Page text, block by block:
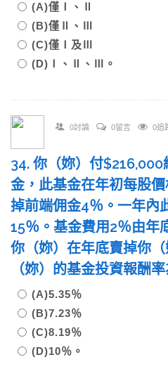
(A)僅Ⅰ、Ⅱ
(B)僅Ⅱ、Ⅲ
(C)僅Ⅰ及Ⅲ
(D)Ⅰ、Ⅱ、Ⅲ。
0討論 0留言 0追
34. 你（妳）付$216,000
金，此基金在年初每股
掉前端佣金4％。一年內
15％。基金費用2％由年
你（妳）在年底賣掉你
（妳）的基金投資報酬
(A)5.35％
(B)7.23％
(C)8.19％
(D)10％。